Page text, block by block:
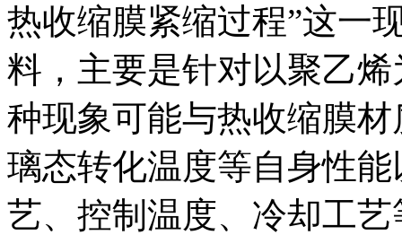
热收缩膜紧缩过程”这一
料，主要是针对以聚乙
种现象可能与热收缩膜
璃态转化温度等自身性
艺、控制温度、冷却工